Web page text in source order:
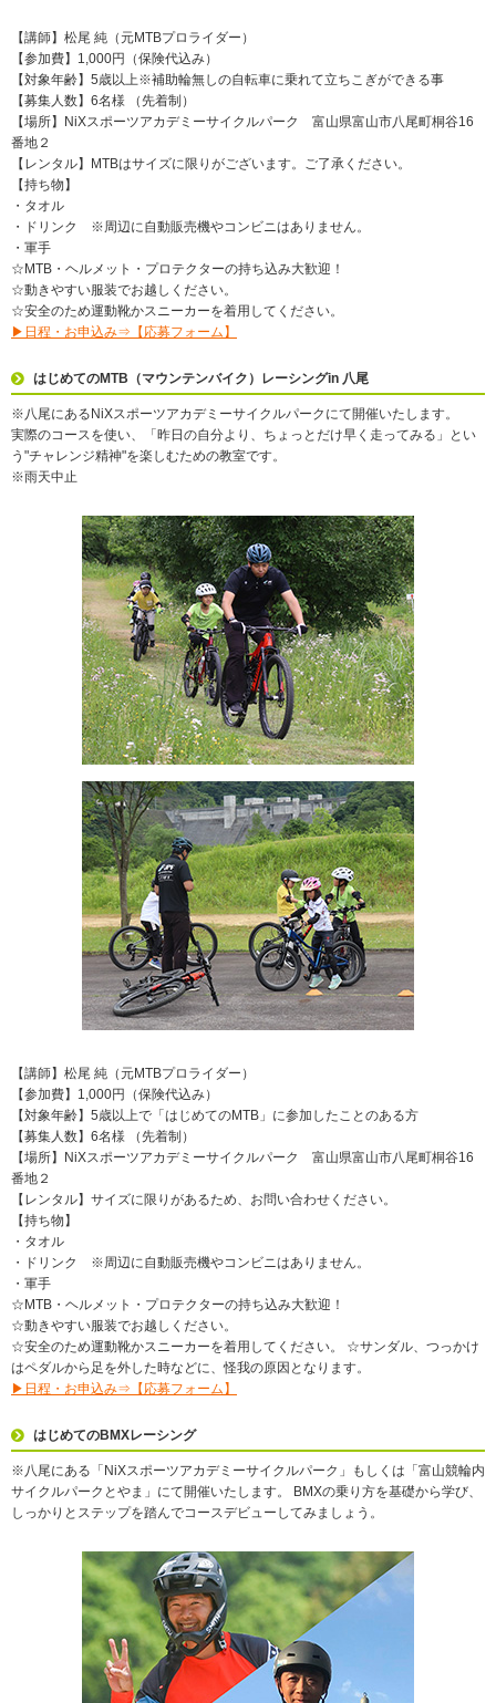
【講師】松尾 純（元MTBプロライダー）
【参加費】1,000円（保険代込み）
【対象年齢】5歳以上※補助輪無しの自転車に乗れて立ちこぎができる事
【募集人数】6名様 （先着制）
【場所】NiXスポーツアカデミーサイクルパーク 富山県富山市八尾町桐谷16
番地２
【レンタル】MTBはサイズに限りがございます。ご了承ください。
【持ち物】
・タオル
・ドリンク ※周辺に自動販売機やコンビニはありません。
・軍手
☆MTB・ヘルメット・プロテクターの持ち込み大歓迎！
☆動きやすい服装でお越しください。
☆安全のため運動靴かスニーカーを着用してください。
▶日程・お申込み⇒【応募フォーム】
はじめてのMTB（マウンテンバイク）レーシングin 八尾
※八尾にあるNiXスポーツアカデミーサイクルパークにて開催いたします。
実際のコースを使い、「昨日の自分より、ちょっとだけ早く走ってみる」とい
う"チャレンジ精神"を楽しむための教室です。
※雨天中止
【講師】松尾 純（元MTBプロライダー）
【参加費】1,000円（保険代込み）
【対象年齢】5歳以上で「はじめてのMTB」に参加したことのある方
【募集人数】6名様 （先着制）
【場所】NiXスポーツアカデミーサイクルパーク 富山県富山市八尾町桐谷16
番地２
【レンタル】サイズに限りがあるため、お問い合わせください。
【持ち物】
・タオル
・ドリンク ※周辺に自動販売機やコンビニはありません。
・軍手
☆MTB・ヘルメット・プロテクターの持ち込み大歓迎！
☆動きやすい服装でお越しください。
☆安全のため運動靴かスニーカーを着用してください。 ☆サンダル、つっかけ
はペダルから足を外した時などに、怪我の原因となります。
▶日程・お申込み⇒【応募フォーム】
はじめてのBMXレーシング
※八尾にある「NiXスポーツアカデミーサイクルパーク」もしくは「富山競輪内
サイクルパークとやま」にて開催いたします。 BMXの乗り方を基礎から学び、
しっかりとステップを踏んでコースデビューしてみましょう。